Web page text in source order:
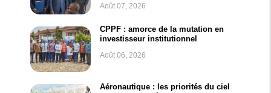
Août 07, 2026
CPPF : amorce de la mutation en
investisseur institutionnel
Août 06, 2026
Aéronautique : les priorités du ciel